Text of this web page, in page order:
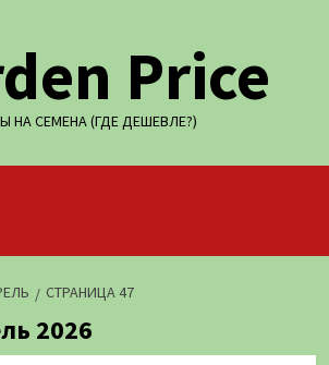
Price
НА СЕМЕНА (ГДЕ ДЕШЕВЛЕ?)
СТРАНИЦА 47
2026